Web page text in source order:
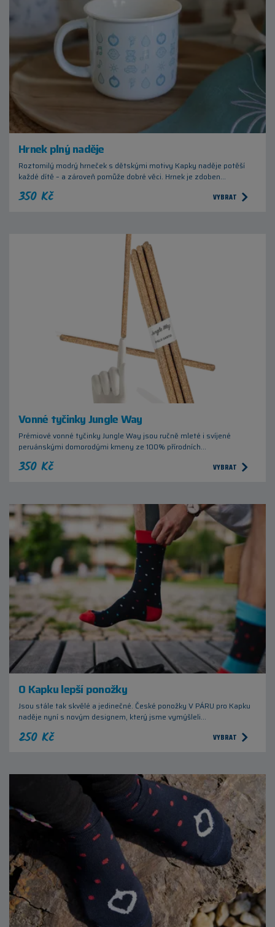
Hrnek plný naděje
Roztomilý modrý hrneček s dětskými motivy Kapky naděje potěší
každé dítě – a zároveň pomůže dobré věci. Hrnek je zdoben…
350 Kč VYBRAT
Vonné tyčinky Jungle Way
Prémiové vonné tyčinky Jungle Way jsou ručně mleté i svíjené
peruánskými domorodými kmeny ze 100% přírodních…
350 Kč VYBRAT
O Kapku lepší ponožky
Jsou stále tak skvělé a jedinečné. České ponožky V PÁRU pro Kapku
naděje nyní s novým designem, který jsme vymýšleli…
250 Kč VYBRAT